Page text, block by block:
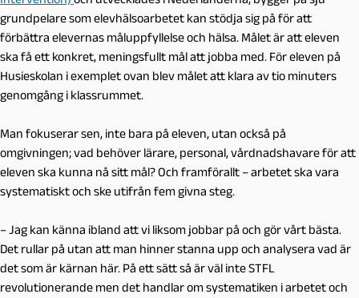
grundpelare som elevhälsoarbetet kan stödja sig på för att
förbättra elevernas måluppfyllelse och hälsa. Målet är att eleven
ska få ett konkret, meningsfullt mål att jobba med. För eleven på
Husieskolan i exemplet ovan blev målet att klara av tio minuters
genomgång i klassrummet.
Man fokuserar sen, inte bara på eleven, utan också på
omgivningen; vad behöver lärare, personal, vårdnadshavare för att
eleven ska kunna nå sitt mål? Och framförallt – arbetet ska vara
systematiskt och ske utifrån fem givna steg.
– Jag kan känna ibland att vi liksom jobbar på och gör vårt bästa.
Det rullar på utan att man hinner stanna upp och analysera vad är
det som är kärnan här. På ett sätt så är väl inte STFL
revolutionerande men det handlar om systematiken i arbetet och